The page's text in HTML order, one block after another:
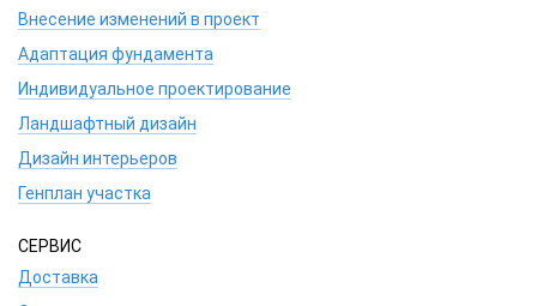
Внесение изменений в проект
Адаптация фундамента
Индивидуальное проектирование
Ландшафтный дизайн
Дизайн интерьеров
Генплан участка
СЕРВИС
Доставка